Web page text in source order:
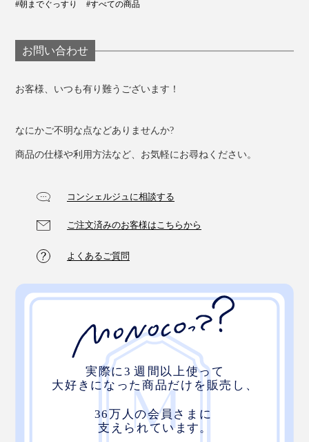
#朝までぐっすり #すべての商品
お問い合わせ
お客様、いつも有り難うございます！
なにかご不明な点などありませんか?
商品の仕様や利用方法など、お気軽にお尋ねください。
コンシェルジュに相談する
ご注文済みのお客様はこちらから
よくあるご質問